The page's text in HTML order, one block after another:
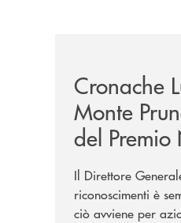
Cronache
Monte
del
Eubiosa Ant
Il Direttore
riconoscimenti è
ciò avviene per